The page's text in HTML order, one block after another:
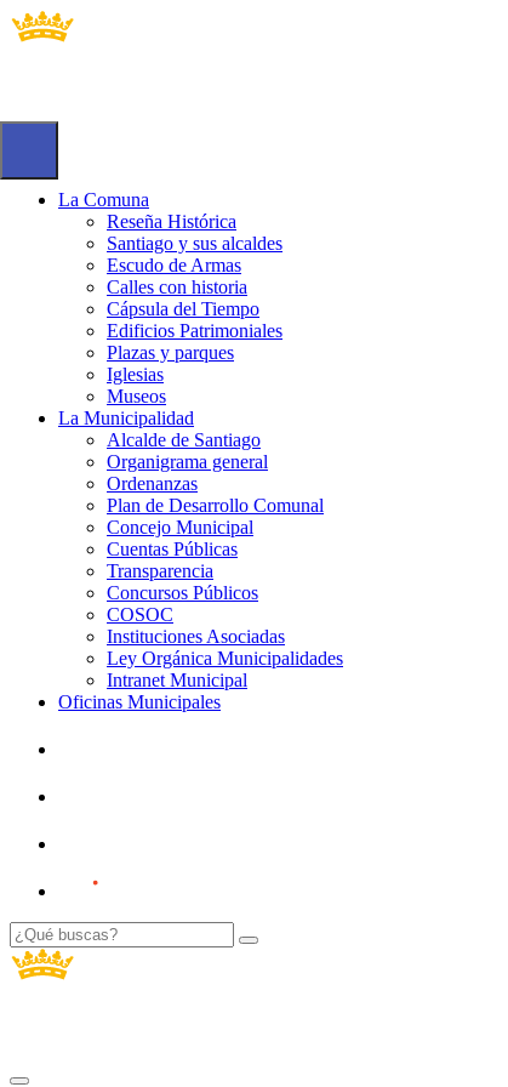
La Comuna
Reseña Histórica
Santiago y sus alcaldes
Escudo de Armas
Calles con historia
Cápsula del Tiempo
Edificios Patrimoniales
Plazas y parques
Iglesias
Museos
La Municipalidad
Alcalde de Santiago
Organigrama general
Ordenanzas
Plan de Desarrollo Comunal
Concejo Municipal
Cuentas Públicas
Transparencia
Concursos Públicos
COSOC
Instituciones Asociadas
Ley Orgánica Municipalidades
Intranet Municipal
Oficinas Municipales